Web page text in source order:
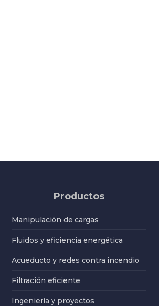
Productos
Manipulación de cargas
Fluidos y eficiencia energética
Acueducto y redes contra incendio
Filtración eficiente
Ingeniería y proyectos